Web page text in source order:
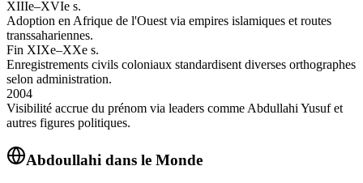
XIIIe–XVIe s.
Adoption en Afrique de l'Ouest via empires islamiques et routes
transsahariennes.
Fin XIXe–XXe s.
Enregistrements civils coloniaux standardisent diverses orthographes
selon administration.
2004
Visibilité accrue du prénom via leaders comme Abdullahi Yusuf et
autres figures politiques.
Abdoullahi dans le Monde